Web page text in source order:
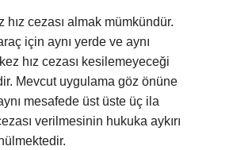
hız cezası almak mümkündür.
için aynı yerde ve aynı
hız cezası kesilemeyeceği
Mevcut uygulama göz önüne
mesafede üst üste üç ila
verilmesinin hukuka aykırı